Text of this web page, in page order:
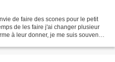
de faire des scones pour le petit
de les faire j'ai changer plusieur
à leur donner, je me suis souvenue